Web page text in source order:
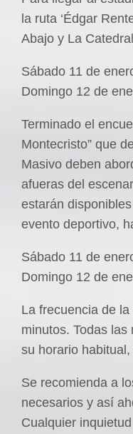
la ruta ‘Édgar
Abajo y La
Sábado 11 de
Domingo 12 de
Terminado el
Montecristo” que
Masivo deben
afueras del
estarán
evento deportivo,
Sábado 11 de
Domingo 12 de
La frecuencia de la
minutos. Todas
su horario
Se recomienda a
necesarios y así
Cualquier